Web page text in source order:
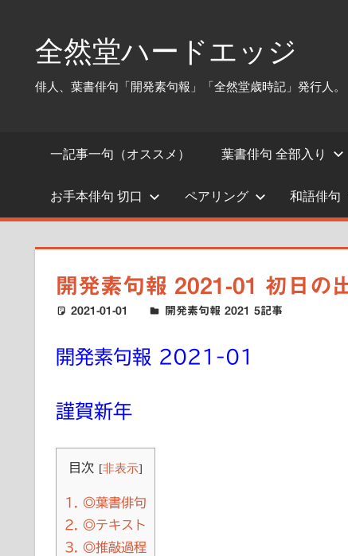
プ
全然堂ハードエッジ
俳人、葉書俳句「開発素句報」「全然堂歳時記」発行人。
一記事一句（オススメ） 葉書俳句 全部入り
お手本俳句 切口 ペアリング 和語俳句
開発素句報 2021-01 初日の
2021-01-01 ハードエッジ
開発素句報 2021 5記事
開発素句報 2021-01
謹賀新年
目次 [非表示]
1. ◎葉書俳句
2. ◎テキスト
3. ◎推敲過程